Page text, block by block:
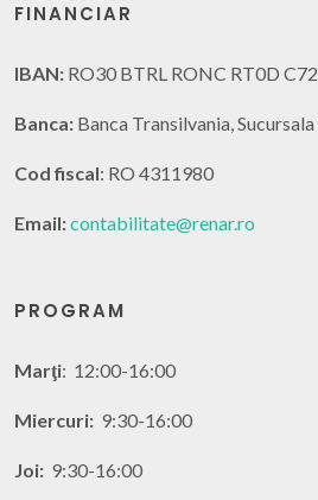
FINANCIAR
IBAN: RO30 BTRL RONC RT0D
Banca: Banca Transilvania,
Cod fiscal: RO 4311980
Email:contabilitate@renar.ro
PROGRAM
Marţi: 12:00-16:00
Miercuri: 9:30-16:00
Joi: 9:30-16:00